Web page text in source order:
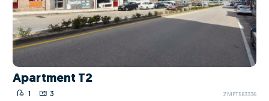
Apartment T2
1 3 ZMPT583336